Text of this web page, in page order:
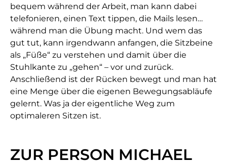
bequem während der Arbeit, man kann dabei
telefonieren, einen Text tippen, die Mails lesen…
während man die Übung macht. Und wem das
gut tut, kann irgendwann anfangen, die Sitzbeine
als „Füße“ zu verstehen und damit über die
Stuhlkante zu „gehen“ – vor und zurück.
Anschließend ist der Rücken bewegt und man hat
eine Menge über die eigenen Bewegungsabläufe
gelernt. Was ja der eigentliche Weg zum
optimaleren Sitzen ist.
ZUR PERSON MICHAEL